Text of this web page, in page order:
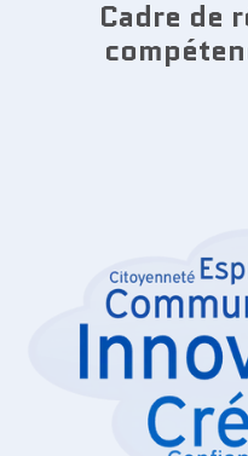
Cadre de